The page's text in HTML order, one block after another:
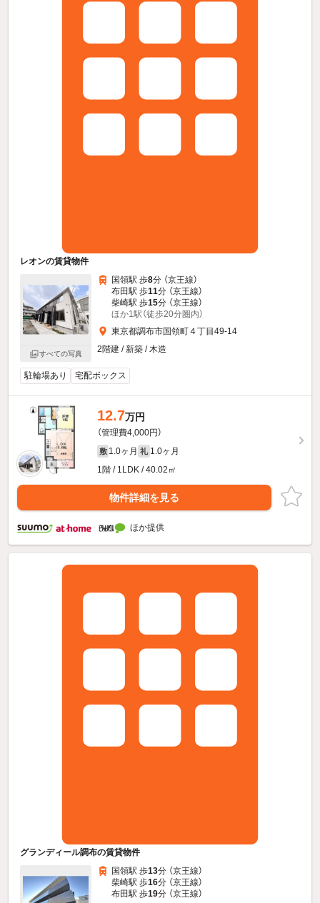
レオンの賃貸物件
すべての写真
国領駅 歩8分 （京王線）
布田駅 歩11分 （京王線）
柴崎駅 歩15分 （京王線）
ほか1駅（徒歩20分圏内）
東京都調布市国領町４丁目49-14
2階建 / 新築 / 木造
駐輪場あり 宅配ボックス
12.7万円
（管理費4,000円）
敷 1.0ヶ月 礼 1.0ヶ月
1階 / 1LDK / 40.02㎡
物件詳細を見る
ほか提供
グランディール調布の賃貸物件
国領駅 歩13分 （京王線）
柴崎駅 歩16分 （京王線）
布田駅 歩19分 （京王線）